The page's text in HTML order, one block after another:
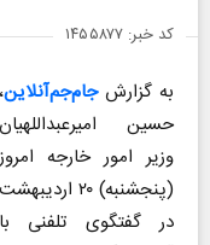
کد خبر: ۱۴۵۵۸۷۷
به گزارشجام‌جم‌آنلاین،
حسین امیرعبداللهیان
وزیر امور خارجه
(پنجشنبه) ۲۰ اردیبهشت
در گفتگوی تلفنی با